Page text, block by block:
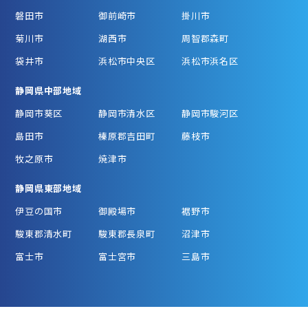
磐田市
御前崎市
掛川市
菊川市
湖西市
周智郡森町
袋井市
浜松市中央区 浜松市浜名区
静岡県中部地域
静岡市葵区
静岡市清水区
静岡市駿河区
島田市
榛原郡吉田町
藤枝市
牧之原市
焼津市
静岡県東部地域
伊豆の国市
御殿場市
裾野市
駿東郡清水町
駿東郡長泉町
沼津市
富士市
富士宮市 三島市